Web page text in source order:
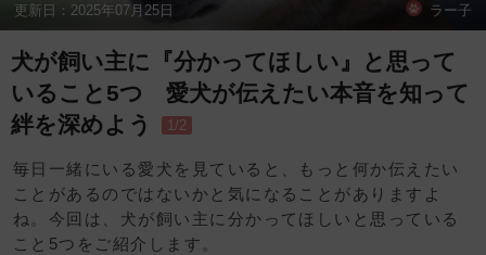
更新日： 2025年07月25日 ラー子
犬が飼い主に『分かってほしい』と思って
いること5つ 愛犬が伝えたい本音を知って
絆を深めよう
1/2
毎日一緒にいる愛犬を見ていると、もっと何か伝えたい
ことがあるのではないかと気になることがありますよ
ね。今回は、犬が飼い主に分かってほしいと思っている
こと5つをご紹介します。